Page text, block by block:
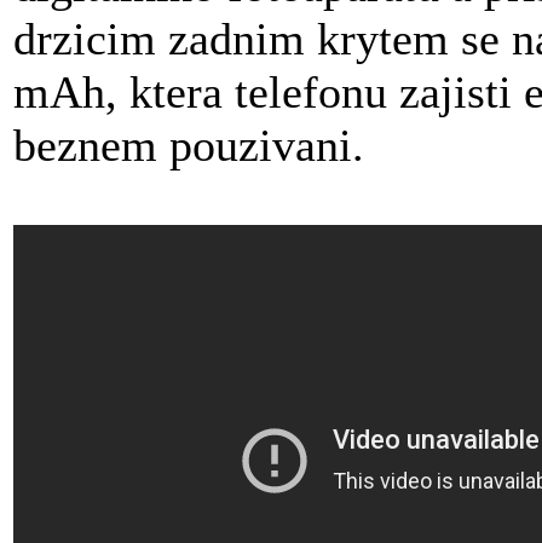
drzicim zadnim krytem se
mAh, ktera telefonu zajisti
beznem pouzivani.